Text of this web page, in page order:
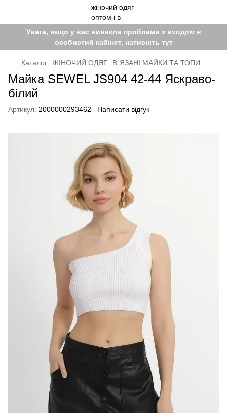
Увага, якщо у вас виникли проблеми з входом в
особистий кабінет, натисніть тут
Каталог ЖІНОЧИЙ ОДЯГ В`ЯЗАНІ МАЙКИ ТА ТОПИ
Майка SEWEL JS904 42-44 Яскраво-
білий
Артикул: 2000000293462 Написати відгук